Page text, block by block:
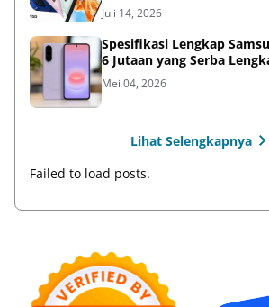
Juli 14, 2026
Spesifikasi Lengkap
6 Jutaan yang Serba
Mei 04, 2026
Lihat Selengkapnya
Failed to load posts.